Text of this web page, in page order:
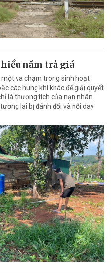
năm trả giá
một va chạm trong sinh hoạt
các hung khí khác để giải quyết
là thương tích của nạn nhân
lai bị đánh đổi và nỗi day